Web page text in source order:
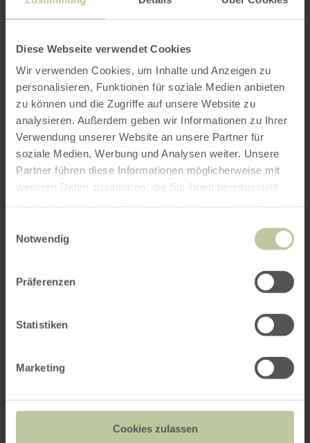
Diese Webseite verwendet Cookies
Wir verwenden Cookies, um Inhalte und Anzeigen zu
personalisieren, Funktionen für soziale Medien anbieten
zu können und die Zugriffe auf unsere Website zu
analysieren. Außerdem geben wir Informationen zu Ihrer
Verwendung unserer Website an unsere Partner für
soziale Medien, Werbung und Analysen weiter. Unsere
Partner führen diese Informationen möglicherweise mit
weiteren Daten zusammen, die Sie ihnen bereitgestellt
Notwendig
Präferenzen
Statistiken
Marketing
Cookies zulassen